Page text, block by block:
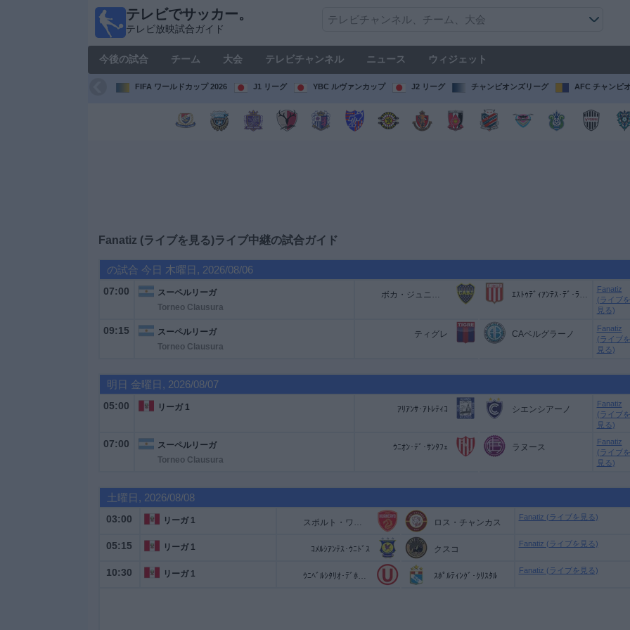
テレビでサッカー。
テレビ放映試合ガイド
今後の試合 チーム 大会 テレビチャンネル ニュース ウィジェット
FIFA ワールドカップ 2026 J1 リーグ YBC ルヴァンカップ J2 リーグ チャンピオンズリーグ AFC チャンピ
Fanatiz (ライブを見る)ライブ中継の試合ガイド
の試合 今日 木曜日, 2026/08/06
07:00
スーペルリーガ
Torneo Clausura
ボカ・ジュニアーズ ｴｽﾄｩﾃﾞｨｱﾝﾃｽ･ﾃﾞ･ﾗ･ﾌﾟﾗﾀ W
Fanatiz
(ライブを
見る)
09:15
スーペルリーガ
Torneo Clausura
ティグレ CAベルグラーノ
Fanatiz
(ライブを
見る)
明日 金曜日, 2026/08/07
05:00 リーガ 1 ｱﾘｱﾝｻ･ｱﾄﾚﾃｨｺ シエンシアーノ
Fanatiz
(ライブを
見る)
07:00
スーペルリーガ
Torneo Clausura
ｳﾆｵﾝ･ﾃﾞ･ｻﾝﾀﾌｪ ラヌース
Fanatiz
(ライブを
見る)
土曜日, 2026/08/08
03:00 リーガ 1 スポルト・ワンカヨ ロス・チャンカス
Fanatiz (ライブを見る)
05:15 リーガ 1 ｺﾒﾙｼｱﾝﾃｽ･ｳﾆﾄﾞｽ クスコ
Fanatiz (ライブを見る)
10:30 リーガ 1 ｳﾆﾍﾞﾙｼﾀﾘｵ･ﾃﾞﾎﾟﾙﾃｽ ｽﾎﾟﾙﾃｨﾝｸﾞ･ｸﾘｽﾀﾙ
Fanatiz (ライブを見る)